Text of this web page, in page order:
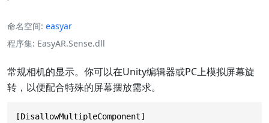
命名空间 easyar
程序集 EasyAR.Sense.dll
常规相机的显示。你可以在Unity编辑器或PC上模拟屏幕旋
转，以便配合特殊的屏幕摆放需求。
[DisallowMultipleComponent]